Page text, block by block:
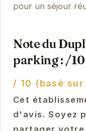
pour un séjour
Note du
parking : /10
/ 10 (basé
Cet
d'avis. Soyez
partager votre